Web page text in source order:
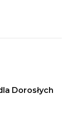
Dorosłych